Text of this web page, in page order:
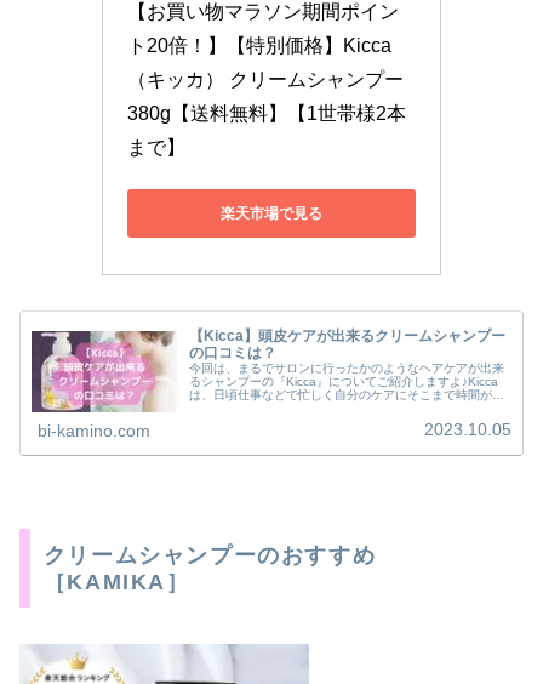
【お買い物マラソン期間ポイン
ト20倍！】【特別価格】Kicca
（キッカ） クリームシャンプー
380g【送料無料】【1世帯様2本
まで】
楽天市場で見る
【Kicca】頭皮ケアが出来るクリームシャンプー
の口コミは？
今回は、まるでサロンに行ったかのようなヘアケアが出来
るシャンプーの『Kicca』についてご紹介しますよ♪Kicca
は、日頃仕事などで忙しく自分のケアにそこまで時間が掛
bi-kamino.com 2023.10.05
クリームシャンプーのおすすめ
［KAMIKA］